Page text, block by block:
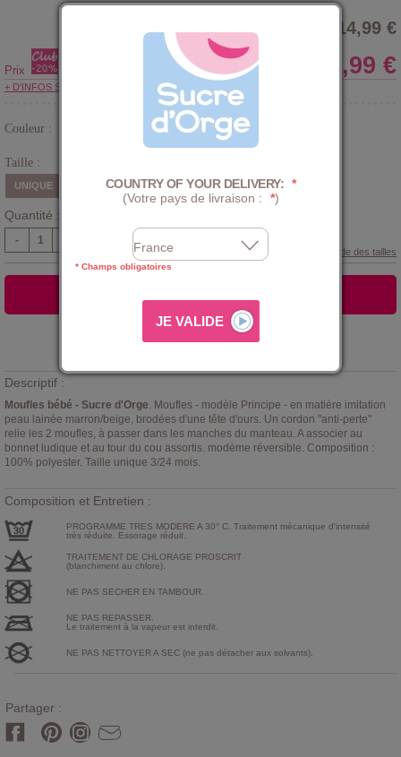
14,99 €
Prix 11,99 €
+ D'INFOS SUR LE CLUB
Couleur :
Taille :
UNIQUE
Quantité :
-
Guide des tailles
LISTE D'ENVIES
Descriptif :
Moufles bébé - Sucre d'Orge. Moufles - modèle Principe - en matière imitation
peau lainée marron/beige, brodées d'une tête d'ours. Un cordon "anti-perte"
relie les 2 moufles, à passer dans les manches du manteau. A associer au
bonnet ludique et au tour du cou assortis. modème réversible. Composition :
100% polyester. Taille unique 3/24 mois.
Composition et Entretien :
PROGRAMME TRES MODERE A 30° C. Traitement mécanique d'intensité
très réduite. Essorage réduit.
TRAITEMENT DE CHLORAGE PROSCRIT
(blanchiment au chlore).
NE PAS SECHER EN TAMBOUR.
NE PAS REPASSER.
Le traitement à la vapeur est interdit.
NE PAS NETTOYER A SEC (ne pas détacher aux solvants).
Partager :
COUNTRY OF YOUR DELIVERY: *
(Votre pays de livraison :
*)
* Champs obligatoires